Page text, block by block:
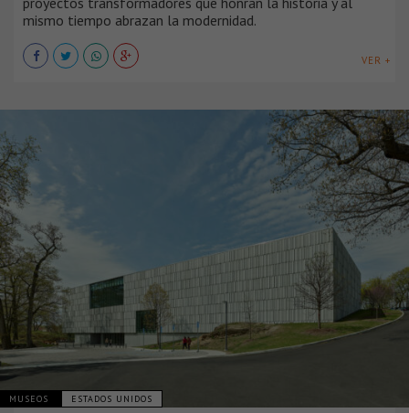
mismo tiempo abrazan la modernidad.
VER +
MUSEOS ESTADOS UNIDOS